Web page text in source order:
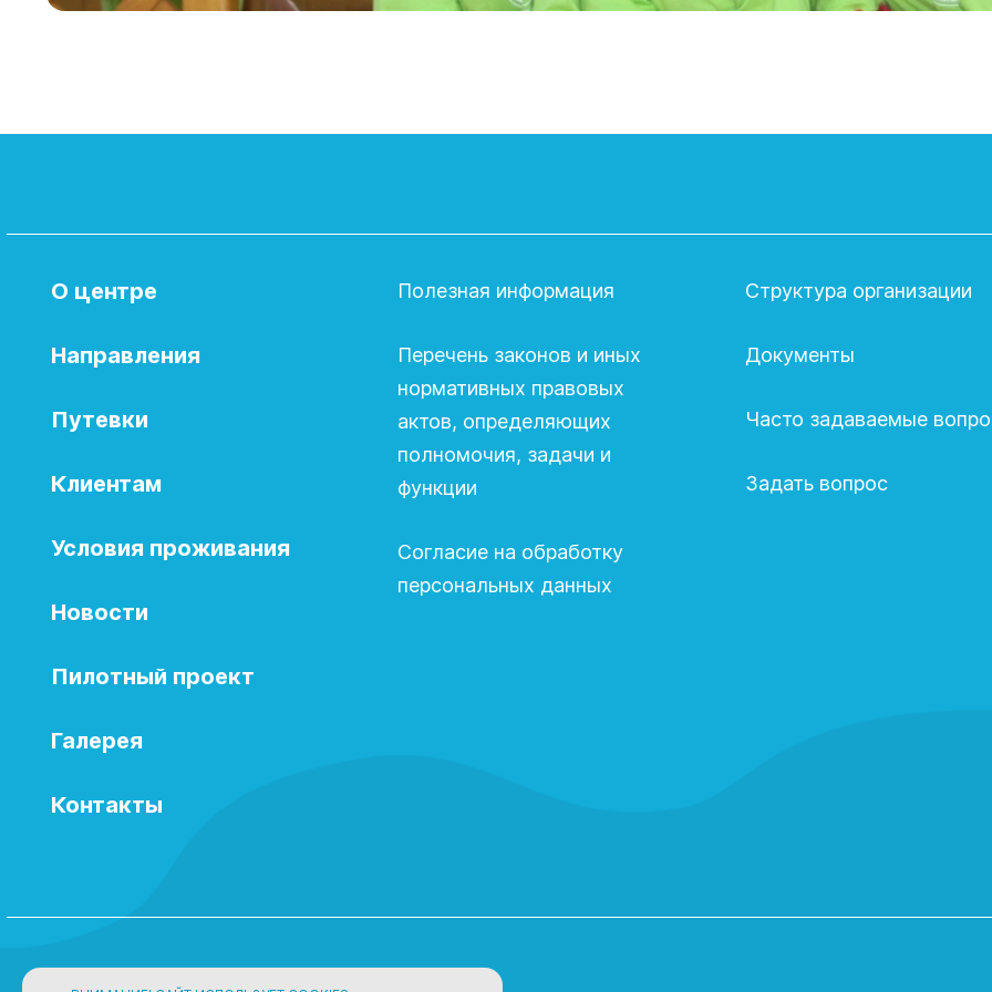
О центре
Направления
Путевки
Клиентам
Условия проживания
Новости
Пилотный проект
Галерея
Контакты
Полезная информация
Перечень законов и иных
нормативных правовых
актов, определяющих
полномочия, задачи и
функции
Согласие на обработку
персональных данных
Структура организации
Документы
Часто задаваемые
Задать вопрос